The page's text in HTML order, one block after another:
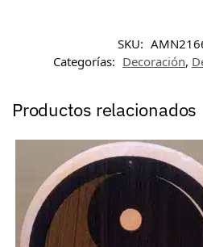
SKU:
Categorías: Decoración,
Productos relacionados